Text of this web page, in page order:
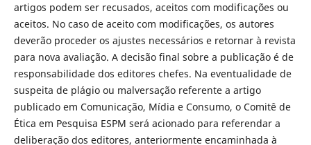
artigos podem ser recusados, aceitos com modificações ou
aceitos. No caso de aceito com modificações, os autores
deverão proceder os ajustes necessários e retornar à revista
para nova avaliação. A decisão final sobre a publicação é de
responsabilidade dos editores chefes. Na eventualidade de
suspeita de plágio ou malversação referente a artigo
publicado em Comunicação, Mídia e Consumo, o Comitê de
Ética em Pesquisa ESPM será acionado para referendar a
deliberação dos editores, anteriormente encaminhada à